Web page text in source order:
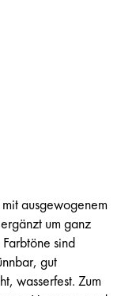
ausgewogenem
um ganz
sind
gut
wasserfest. Zum